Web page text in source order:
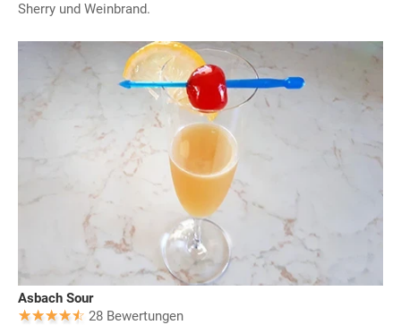
Sherry und Weinbrand.
Asbach Sour
28 Bewertungen